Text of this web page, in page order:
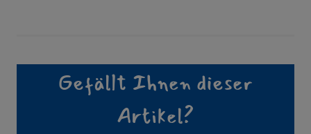
Gefällt Ihnen dieser
Artikel?